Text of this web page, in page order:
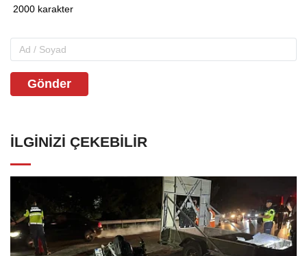
Gönder
İLGINIZI ÇEKEBILIR